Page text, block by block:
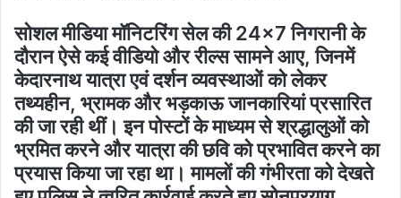
सोशल मीडिया मॉनिटरिंग सेल की 24×7 निगरानी के
दौरान ऐसे कई वीडियो और रील्स सामने आए, जिनमें
केदारनाथ यात्रा एवं दर्शन व्यवस्थाओं को लेकर
तथ्यहीन, भ्रामक और भड़काऊ जानकारियां प्रसारित
की जा रही थीं। इन पोस्टों के माध्यम से श्रद्धालुओं को
भ्रमित करने और यात्रा की छवि को प्रभावित करने का
प्रयास किया जा रहा था। मामलों की गंभीरता को देखते